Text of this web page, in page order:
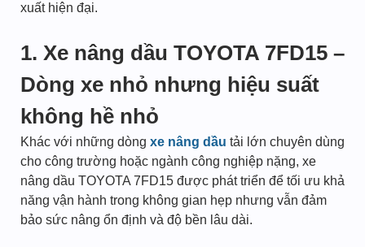
xuất hiện đại.
1. Xe nâng dầu TOYOTA 7FD15 –
Dòng xe nhỏ nhưng hiệu suất
không hề nhỏ
Khác với những dòng xe nâng dầu tải lớn chuyên dùng
cho công trường hoặc ngành công nghiệp nặng, xe
nâng dầu TOYOTA 7FD15 được phát triển để tối ưu khả
năng vận hành trong không gian hẹp nhưng vẫn đảm
bảo sức nâng ổn định và độ bền lâu dài.